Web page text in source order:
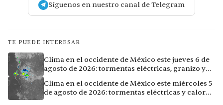
Síguenos en nuestro canal de Telegram
TE PUEDE INTERESAR
Clima en el occidente de México este jueves 6 de
agosto de 2026: tormentas eléctricas, granizo y
Clima en el occidente de México este miércoles 5
de agosto de 2026: tormentas eléctricas y calor